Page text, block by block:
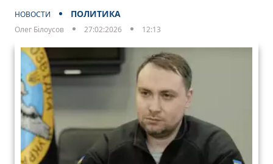
НОВОСТИ ПОЛИТИКА
Олег Білоусов 27:02:2026 12:13